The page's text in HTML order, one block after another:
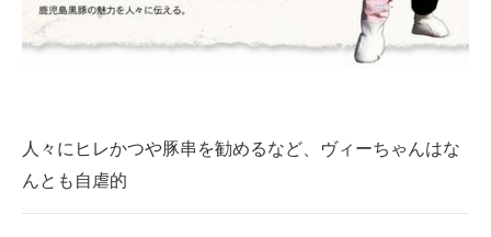
人々にヒレかつや豚串を勧めるなど、ヴィーちゃんはな
んとも自虐的